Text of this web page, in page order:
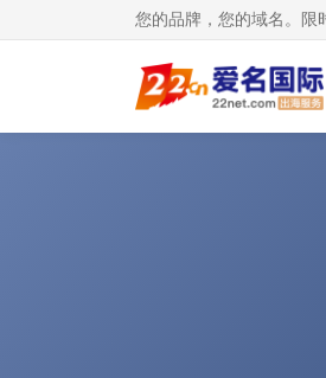
您的品牌，您的域名。限